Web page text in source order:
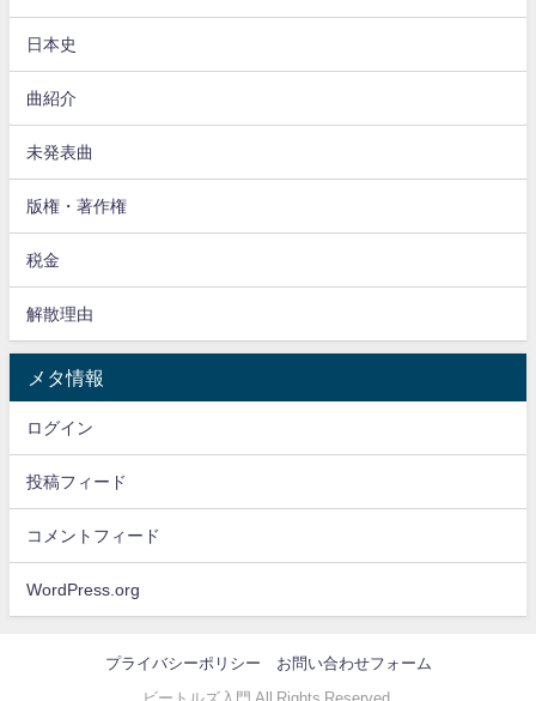
日本史
曲紹介
未発表曲
版権・著作権
税金
解散理由
メタ情報
ログイン
投稿フィード
コメントフィード
WordPress.org
プライバシーポリシー お問い合わせフォーム